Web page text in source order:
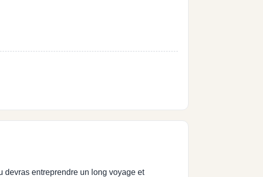
devras entreprendre un long voyage et